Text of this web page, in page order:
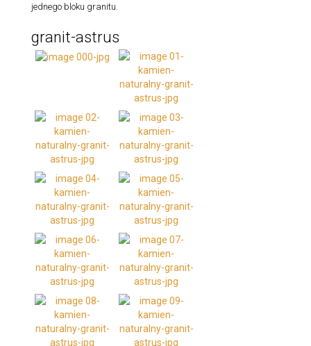
jednego bloku granitu.
granit-astrus